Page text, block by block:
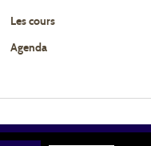
Les cours
Agenda